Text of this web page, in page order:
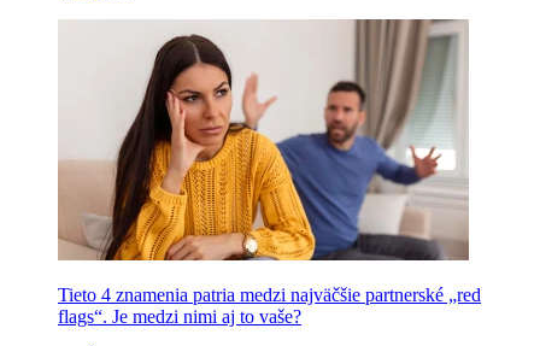
Tieto 4 znamenia patria medzi najväčšie partnerské „red
flags“. Je medzi nimi aj to vaše?